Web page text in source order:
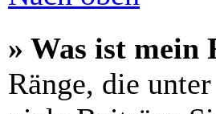
» Was ist mein
Ränge, die